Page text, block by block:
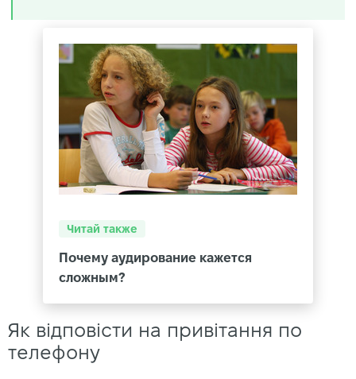
Читай также
Почему аудирование кажется
сложным?
Як відповісти на привітання по
телефону